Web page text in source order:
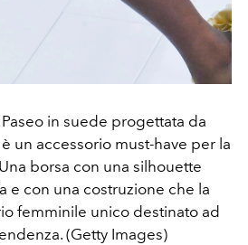
Paseo in suede progettata da
un accessorio must-have per la
borsa con una silhouette
e con una costruzione che la
femminile unico destinato ad
(Getty Images)